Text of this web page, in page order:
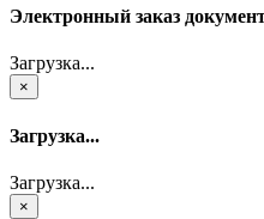
Электронный заказ
Загрузка...
×
Загрузка...
Загрузка...
×